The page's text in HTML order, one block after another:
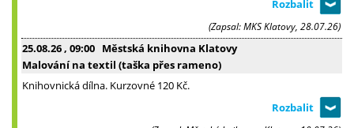
(Zapsal: MKS Klatovy, 28.07.26)
25.08.26 , 09:00 Městská knihovna Klatovy
Malování na textil (taška přes rameno)
Knihovnická dílna. Kurzovné 120 Kč.